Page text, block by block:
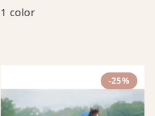
1 color
-25%